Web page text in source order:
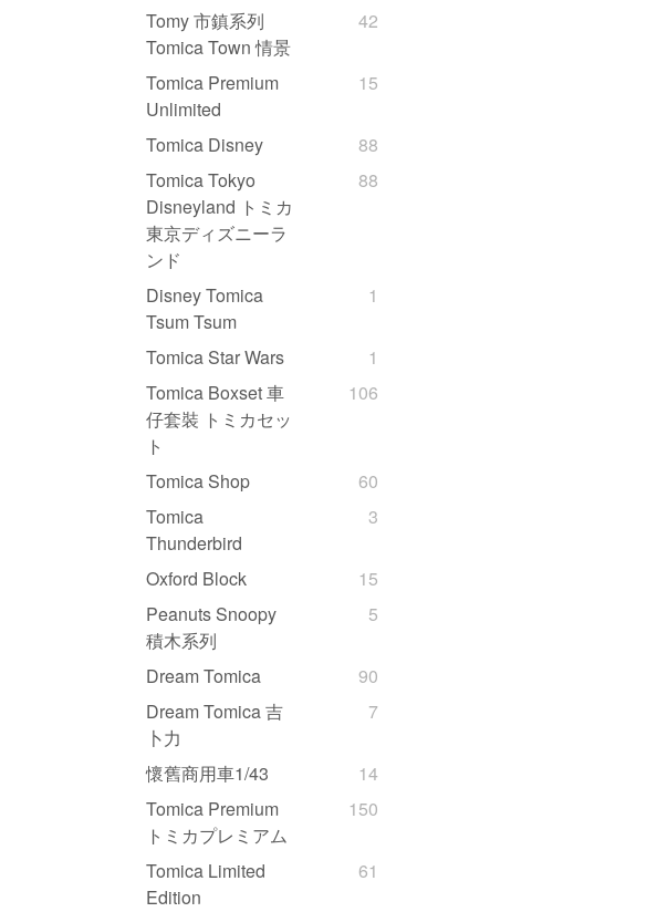
Tomy 市鎮系列
Tomica Town 情景
42
Tomica Premium
Unlimited
15
Tomica Disney
88
Tomica Tokyo
Disneyland トミカ
東京ディズニーラ
ンド
88
Disney Tomica
Tsum Tsum
1
Tomica Star Wars
1
Tomica Boxset 車
仔套裝 トミカセッ
ト
106
Tomica Shop
60
Tomica
Thunderbird
3
Oxford Block
15
Peanuts Snoopy
積木系列
5
Dream Tomica
90
Dream Tomica 吉
卜力
7
懷舊商用車1/43
14
Tomica Premium
トミカプレミアム
150
Tomica Limited
Edition
61